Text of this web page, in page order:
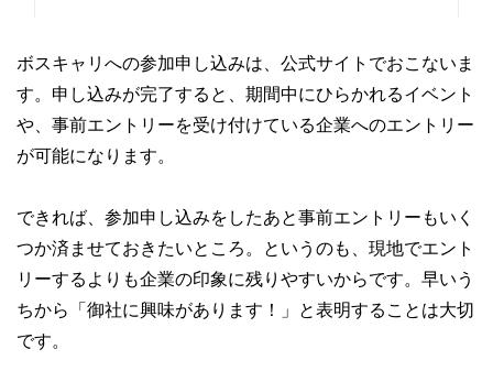
ボスキャリへの参加申し込みは、公式サイトでおこないま
す。申し込みが完了すると、期間中にひらかれるイベント
や、事前エントリーを受け付けている企業へのエントリー
が可能になります。
できれば、参加申し込みをしたあと事前エントリーもいく
つか済ませておきたいところ。というのも、現地でエント
リーするよりも企業の印象に残りやすいからです。早いう
ちから「御社に興味があります！」と表明することは大切
です。